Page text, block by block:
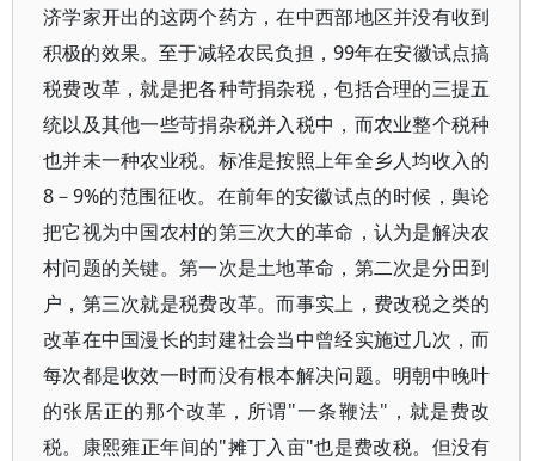
济学家开出的这两个药方，在中西部地区并没有收到
积极的效果。至于减轻农民负担，99年在安徽试点搞
税费改革，就是把各种苛捐杂税，包括合理的三提五
统以及其他一些苛捐杂税并入税中，而农业整个税种
也并未一种农业税。标准是按照上年全乡人均收入的
8－9%的范围征收。在前年的安徽试点的时候，舆论
把它视为中国农村的第三次大的革命，认为是解决农
村问题的关键。第一次是土地革命，第二次是分田到
户，第三次就是税费改革。而事实上，费改税之类的
改革在中国漫长的封建社会当中曾经实施过几次，而
每次都是收效一时而没有根本解决问题。明朝中晚叶
的张居正的那个改革，所谓"一条鞭法"，就是费改
税。康熙雍正年间的"摊丁入亩"也是费改税。但没有